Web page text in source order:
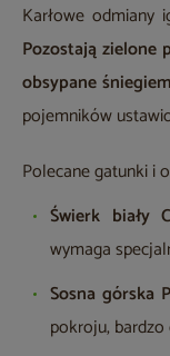
Karłowe odmiany
Pozostają zielone
obsypane
pojemników
Polecane gatunki i
Świerk biały
wymaga
Sosna górska
pokroju, bardzo